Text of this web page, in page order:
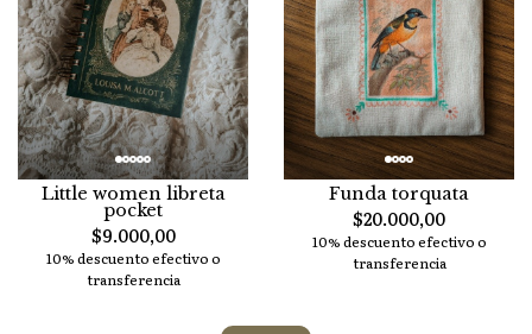
Little women libreta
pocket
$9.000,00
10% descuento efectivo o
transferencia
Funda torquata
$20.000,00
10% descuento efectivo o
transferencia